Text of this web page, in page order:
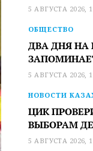
5 АВГУСТА 2026,
ОБЩЕСТВО
ДВА ДНЯ
5 АВГУСТА 2026,
НОВОСТИ
ЦИК
ВЫБОРАМ
5 АВГУСТА 2026,